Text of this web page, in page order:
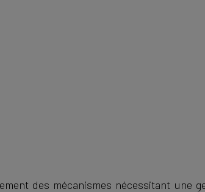
des mécanismes nécessitant une